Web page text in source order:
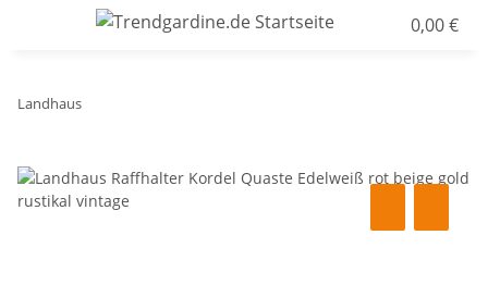
0,00 €
Landhaus